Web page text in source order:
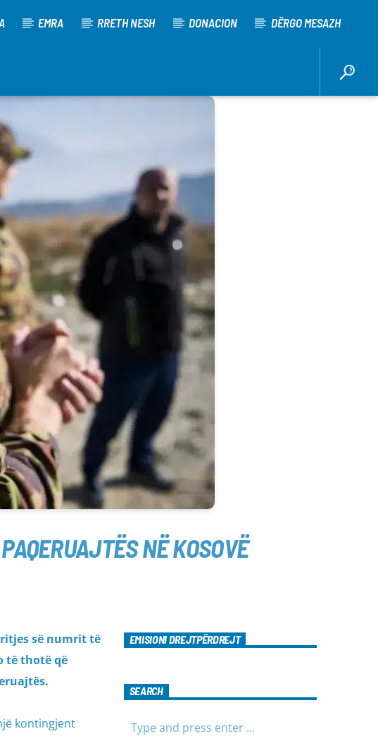
EMRA RRETH NESH DONACION DËRGO MESAZH
NË KOSOVË
së numrit të
të thotë që
kontingjent
EMISIONI DREJTPËRDREJT
SEARCH